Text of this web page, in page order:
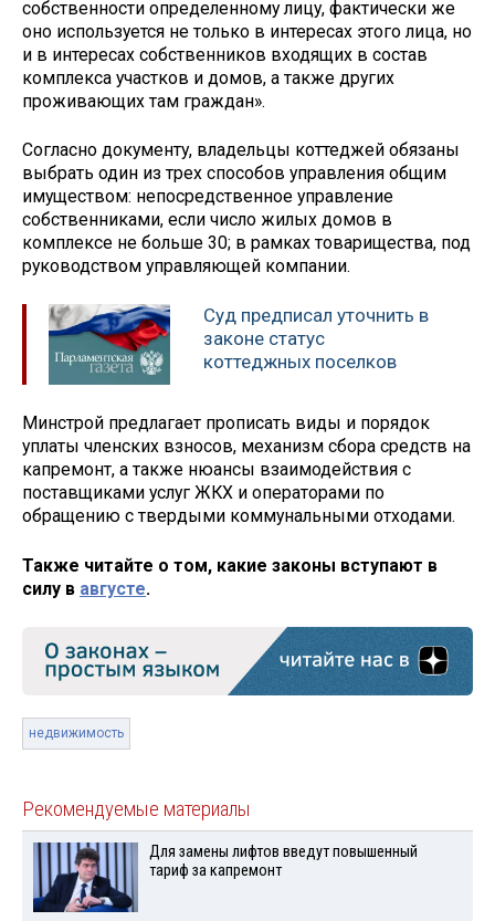
собственности определенному лицу, фактически же
оно используется не только в интересах этого лица, но
и в интересах собственников входящих в состав
комплекса участков и домов, а также других
проживающих там граждан».
Согласно документу, владельцы коттеджей обязаны
выбрать один из трех способов управления общим
имуществом: непосредственное управление
собственниками, если число жилых домов в
комплексе не больше 30; в рамках товарищества, под
руководством управляющей компании.
Суд предписал уточнить в
законе статус
коттеджных поселков
Минстрой предлагает прописать виды и порядок
уплаты членских взносов, механизм сбора средств на
капремонт, а также нюансы взаимодействия с
поставщиками услуг ЖКХ и операторами по
обращению с твердыми коммунальными отходами.
Также читайте о том, какие законы вступают в
силу в августе.
недвижимость
Рекомендуемые материалы
Для замены лифтов введут повышенный
тариф за капремонт